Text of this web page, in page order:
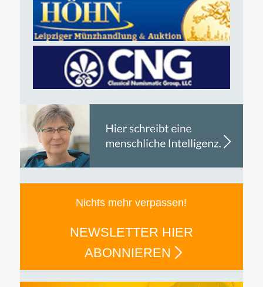
Nichts mehr verpassen!
NEWSLETTER HIER
ABONNIEREN